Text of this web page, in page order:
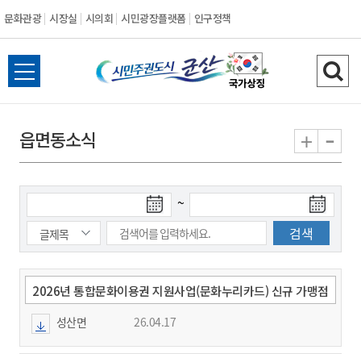
문화관광 시장실 시의회 시민광장플랫폼 인구정책
시
민
권
도
시
군
산
전
체
뉴
열
검
색
기
읍면동소식 + -
색
시
일
~
색
종
일
2026년 통합문화이용권 지원사업(문화누리카드) 신규 가맹점
공모 안내
성산면 26.04.17